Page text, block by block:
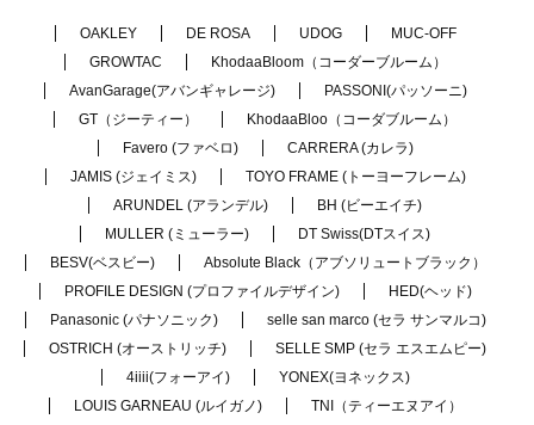
OAKLEY DE ROSA UDOG
MUC-OFF
GROWTAC
KhodaaBloom（コーダーブルーム）
AvanGarage(アバンギャレージ)
PASSONI(パッソーニ)
GT（ジーティー）
KhodaaBloo（コーダブルーム）
Favero (ファベロ)
CARRERA (カレラ)
JAMIS (ジェイミス)
TOYO FRAME (トーヨーフレーム)
ARUNDEL (アランデル)
BH (ビーエイチ)
MULLER (ミューラー)
DT Swiss(DTスイス)
BESV(ベスビー)
Absolute Black（アブソリュートブラック）
PROFILE DESIGN (プロファイルデザイン)
HED(ヘッド)
Panasonic (パナソニック)
selle san marco (セラ サンマルコ)
OSTRICH (オーストリッチ)
SELLE SMP (セラ エスエムピー)
4iiii(フォーアイ)
YONEX(ヨネックス)
LOUIS GARNEAU (ルイガノ)
TNI（ティーエヌアイ）